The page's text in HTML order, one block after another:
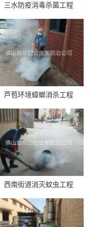
三水防疫消毒杀菌工程
芦苞环境蟑螂消杀工程
西南街道消灭蚊虫工程